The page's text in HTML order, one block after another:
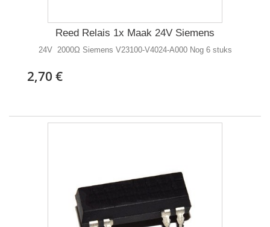
Reed Relais 1x Maak 24V Siemens
24V 2000Ω Siemens V23100-V4024-A000 Nog 6 stuks
2,70 €